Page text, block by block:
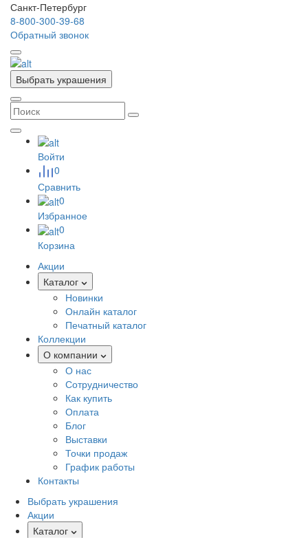
Санкт-Петербург
8-800-300-39-68
Обратный звонок
Выбрать украшения
Войти
0
Сравнить
0
Избранное
0
Корзина
Акции
Каталог
Новинки
Онлайн каталог
Печатный каталог
Коллекции
О компании
О нас
Сотрудничество
Как купить
Оплата
Блог
Выставки
Точки продаж
График работы
Контакты
Выбрать украшения
Акции
Каталог